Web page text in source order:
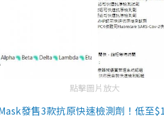
點擊圖片放大
發售3款抗原快速檢測劑！低至